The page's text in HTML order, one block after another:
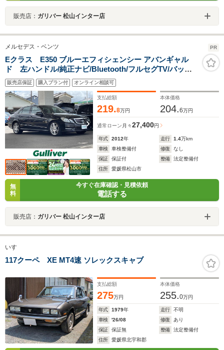
販売店： ガリバー 松山インター店
メルセデス・ベンツ PR
Eクラス E350 ブルーエフィシェンシー アバンギャル
ド 左ハンドル/純正ナビ/Bluetooth/フルセグTV/バック
カメラ/サンルーフ/クルーズコントロール/ブラインドスポ
ットモニター/ETC/パワーシート/シートヒーター/LEDヘ
ッドライト/純正アルミ
販売店保証 購入プラン付 オンライン相談可
支払総額
219.8万円
本体価格
204.6万円
通常ローン 月々27,400円
年式 2012年 走行 1.4万km
車検
車検整備付 修復
なし
保証
保証付 整備
法定整備付
住所
愛媛県松山市
無
料
今すぐ在庫確認・見積依頼
電話する
販売店： ガリバー 松山インター店
いすゞ
117クーペ XE MT4速 ソレックスキャブ
支払総額
275万円
本体価格
255.0万円
年式 1979年 走行
不明
車検
'26/08 修復
あり
保証
保証無 整備
法定整備付
住所
愛媛県北宇和郡